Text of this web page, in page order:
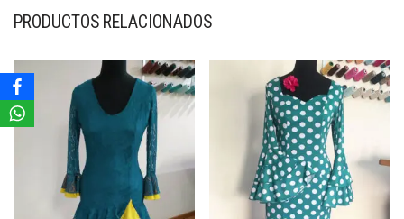
PRODUCTOS RELACIONADOS